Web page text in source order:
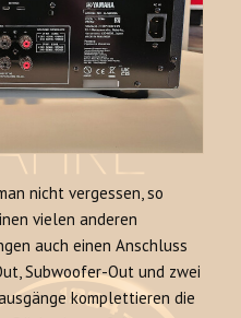
nicht vergessen, so
vielen anderen
auch einen Anschluss
Subwoofer-Out und zwei
komplettieren die